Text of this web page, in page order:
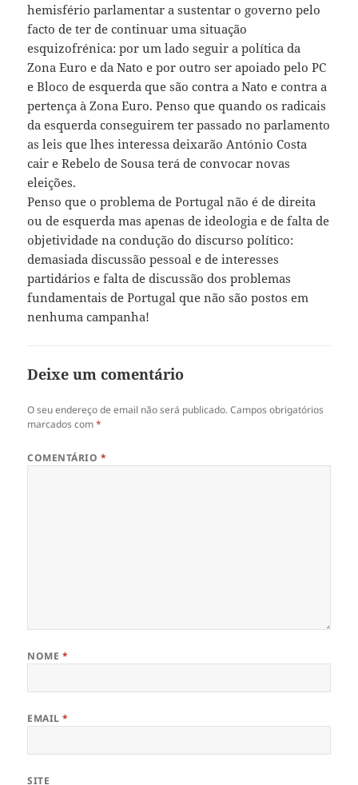
hemisfério parlamentar a sustentar o governo pelo
facto de ter de continuar uma situação
esquizofrénica: por um lado seguir a política da
Zona Euro e da Nato e por outro ser apoiado pelo PC
e Bloco de esquerda que são contra a Nato e contra a
pertença à Zona Euro. Penso que quando os radicais
da esquerda conseguirem ter passado no parlamento
as leis que lhes interessa deixarão António Costa
cair e Rebelo de Sousa terá de convocar novas
eleições.
Penso que o problema de Portugal não é de direita
ou de esquerda mas apenas de ideologia e de falta de
objetividade na condução do discurso político:
demasiada discussão pessoal e de interesses
partidários e falta de discussão dos problemas
fundamentais de Portugal que não são postos em
nenhuma campanha!
Deixe um comentário
O seu endereço de email não será publicado. Campos obrigatórios
marcados com*
COMENTÁRIO *
NOME *
EMAIL*
SITE